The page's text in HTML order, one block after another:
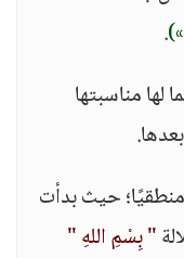
.
لها مناسبتها
حيث بدأت
" بِسْمِ اللهِ "